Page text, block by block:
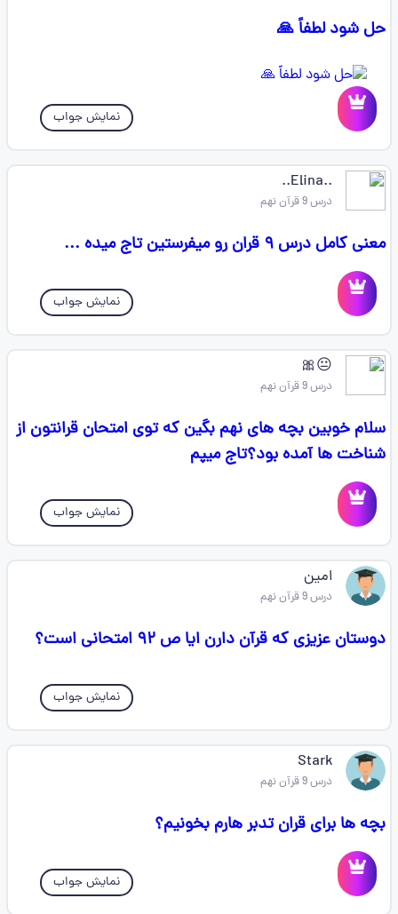
حل شود لطفاً 🙏
نمایش جواب
..Elina..
درس 9 قرآن نهم
معنی کامل درس ۹ قران رو میفرستین تاج میده ...
نمایش جواب
😐🎀
درس 9 قرآن نهم
سلام خوبین بچه های نهم بگین که توی امتحان قرانتون از
شناخت ها آمده بود؟تاج میپم
نمایش جواب
امین
درس 9 قرآن نهم
دوستان عزیزی که قرآن دارن ایا ص ۹۲ امتحانی است؟
نمایش جواب
Stark
درس 9 قرآن نهم
بچه ها برای قران تدبر هارم بخونیم؟
نمایش جواب